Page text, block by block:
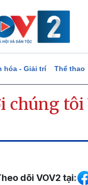
hóa - Giải trí Thể thao
chúng tôi
Mạng xã
dõi VOV2 tại: